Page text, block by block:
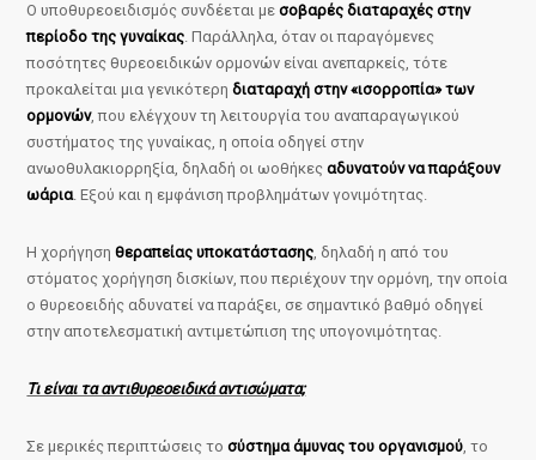
Ο υποθυρεοειδισμός συνδέεται μεσοβαρές διαταραχές στην
περίοδο της γυναίκας. Παράλληλα, όταν οι παραγόμενες
ποσότητες θυρεοειδικών ορμονών είναι ανεπαρκείς, τότε
προκαλείται μια γενικότερηδιαταραχή στην «ισορροπία» των
ορμονών, που ελέγχουν τη λειτουργία του αναπαραγωγικού
συστήματος της γυναίκας, η οποία οδηγεί στην
ανωοθυλακιορρηξία, δηλαδή οι ωοθήκεςαδυνατούν να παράξουν
ωάρια. Εξού και η εμφάνιση προβλημάτων γονιμότητας.
Η χορήγησηθεραπείας υποκατάστασης, δηλαδή η από του
στόματος χορήγηση δισκίων, που περιέχουν την ορμόνη, την οποία
ο θυρεοειδής αδυνατεί να παράξει, σε σημαντικό βαθμό οδηγεί
στην αποτελεσματική αντιμετώπιση της υπογονιμότητας.
Τι είναι τα αντιθυρεοειδικά αντισώματα;
Σε μερικές περιπτώσεις τοσύστημα άμυνας του οργανισμού, το